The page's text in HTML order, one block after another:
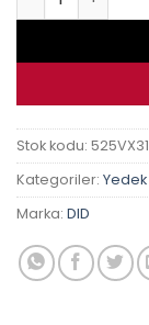
Stok kodu:
Kategoriler:
Marka: DID